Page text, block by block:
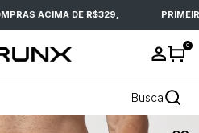
ACIMA DE R$329,
0
Busca